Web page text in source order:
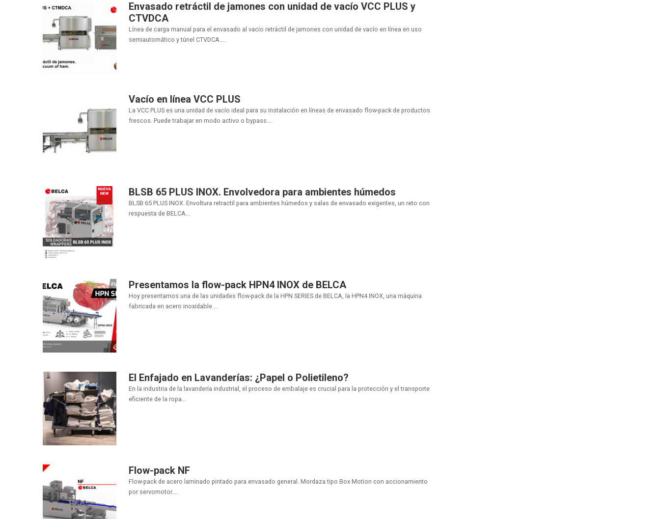
Envasado retráctil de jamones con unidad de vacío VCC PLUS y
CTVDCA
Línea de carga manual para el envasado al vacío retráctil de jamones con unidad de vacío en línea en uso
semiautomático y túnel CTVDCA....
Vacío en línea VCC PLUS
La VCC PLUS es una unidad de vacío ideal para su instalación en líneas de envasado flow-pack de productos
frescos. Puede trabajar en modo activo o bypass....
BLSB 65 PLUS INOX. Envolvedora para ambientes húmedos
BLSB 65 PLUS INOX. Envoltura retractil para ambientes húmedos y salas de envasado exigentes, un reto con
respuesta de BELCA...
Presentamos la flow-pack HPN4 INOX de BELCA
Hoy presentamos una de las unidades flow-pack de la HPN SERIES de BELCA, la HPN4 INOX, una máquina
fabricada en acero inoxidable....
El Enfajado en Lavanderías: ¿Papel o Polietileno?
En la industria de la lavandería industrial, el proceso de embalaje es crucial para la protección y el transporte
eficiente de la ropa...
Flow-pack NF
Flow-pack de acero laminado pintado para envasado general. Mordaza tipo Box Motion con accionamiento
por servomotor....